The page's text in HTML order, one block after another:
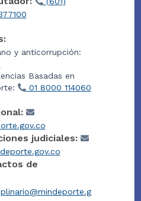
y anticorrupción:
Basadas en
01 8000 114060
judiciales:
de